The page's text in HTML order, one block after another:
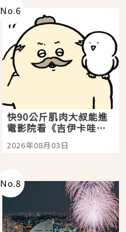
No.6
快90公斤肌肉大叔能進
電影院看《吉伊卡哇》
嗎？日本重金屬樂團
「打首」會長與nagano
2026年08月03日
No.8